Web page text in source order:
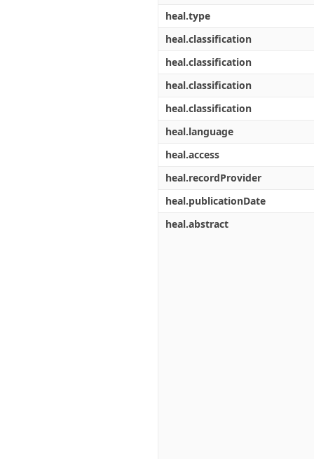
heal.type
heal.classification
heal.classification
heal.classification
heal.classification
heal.language
heal.access
heal.recordProvider
heal.publicationDate
heal.abstract